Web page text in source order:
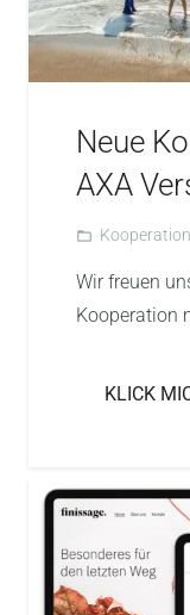
Neue
AXA
folder_open
Wir freuen
Kooperation
KLICK